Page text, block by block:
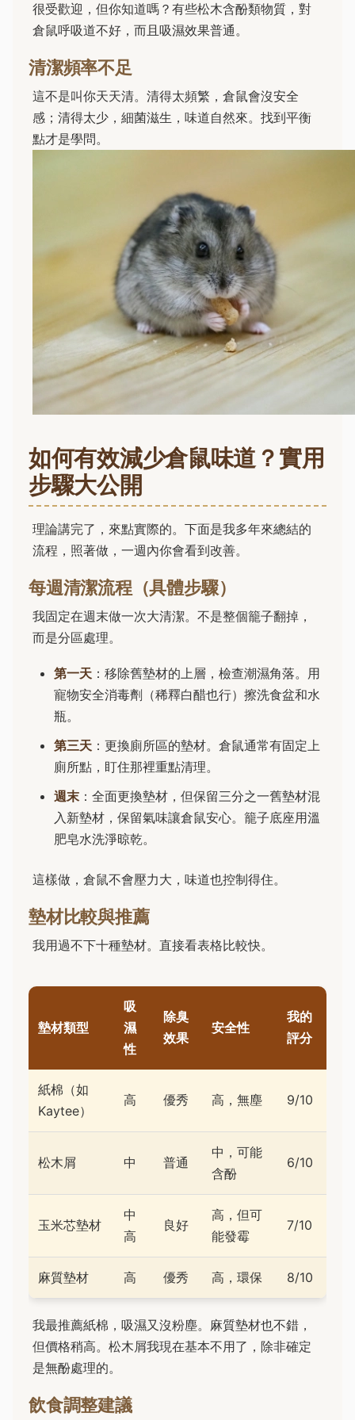
很受歡迎，但你知道嗎？有些松木含酚類物質，對
倉鼠呼吸道不好，而且吸濕效果普通。
清潔頻率不足
這不是叫你天天清。清得太頻繁，倉鼠會沒安全
感；清得太少，細菌滋生，味道自然來。找到平衡
點才是學問。
如何有效減少倉鼠味道？實用
步驟大公開
理論講完了，來點實際的。下面是我多年來總結的
流程，照著做，一週內你會看到改善。
每週清潔流程（具體步驟）
我固定在週末做一次大清潔。不是整個籠子翻掉，
而是分區處理。
第一天 ：移除舊墊材的上層，檢查潮濕角落。用
寵物安全消毒劑（稀釋白醋也行）擦洗食盆和水
瓶。
第三天 ：更換廁所區的墊材。倉鼠通常有固定上
廁所點，盯住那裡重點清理。
週末：全面更換墊材，但保留三分之一舊墊材混
入新墊材，保留氣味讓倉鼠安心。籠子底座用溫
肥皂水洗淨晾乾。
這樣做，倉鼠不會壓力大，味道也控制得住。
墊材比較與推薦
我用過不下十種墊材。直接看表格比較快。
墊材類型
吸
濕
性
除臭
效果
安全性
我的
評分
紙棉（如
Kaytee）
高 優秀 高，無塵 9/10
松木屑 中 普通
中，可能
含酚
6/10
玉米芯墊材
中
高
良好
高，但可
能發霉
7/10
麻質墊材 高 優秀 高，環保 8/10
我最推薦紙棉，吸濕又沒粉塵。麻質墊材也不錯，
但價格稍高。松木屑我現在基本不用了，除非確定
是無酚處理的。
飲食調整建議